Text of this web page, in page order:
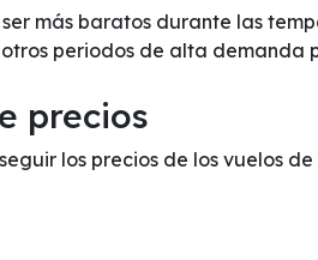
más baratos durante las
periodos de alta demanda
precios
los precios de los vuelos